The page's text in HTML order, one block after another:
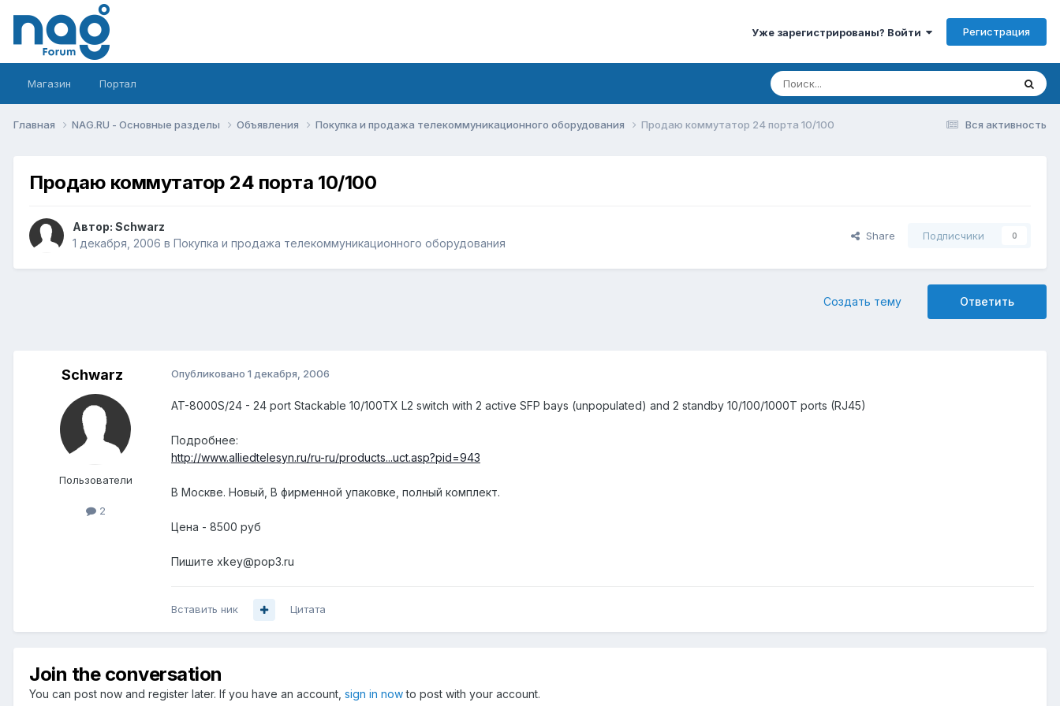
Уже зарегистрированы? Войти Регистрация
Магазин Портал
Вся активность
Главная NAG.RU - Основные разделы Объявления Покупка и продажа телекоммуникационного оборудования Продаю коммутатор 24 порта 10/100
Продаю коммутатор 24 порта 10/100
Автор: Schwarz
1 декабря, 2006 в Покупка и продажа телекоммуникационного оборудования
Share Подписчики 0
Ответить
Создать тему
Schwarz
Пользователи
2
Опубликовано 1 декабря, 2006
AT-8000S/24 - 24 port Stackable 10/100TX L2 switch with 2 active SFP bays (unpopulated) and 2 standby 10/100/1000T ports (RJ45)
Подробнее:
http://www.alliedtelesyn.ru/ru-ru/products...uct.asp?pid=943
В Москве. Новый, В фирменной упаковке, полный комплект.
Цена - 8500 руб
Пишите xkey@pop3.ru
Вставить ник Цитата
Join the conversation
You can post now and register later. If you have an account, sign in nowto post with your account.